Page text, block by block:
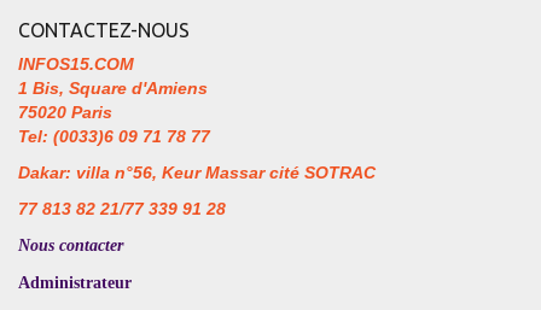
CONTACTEZ-NOUS
INFOS15.COM
1 Bis, Square d'Amiens
75020 Paris
Tel: (0033)6 09 71 78 77
Dakar: villa n°56, Keur Massar cité SOTRAC
77 813 82 21/77 339 91 28
Nous contacter
Administrateur